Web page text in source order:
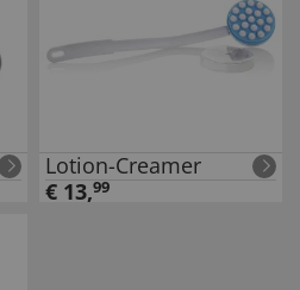
Lotion-Creamer
€ 13,99